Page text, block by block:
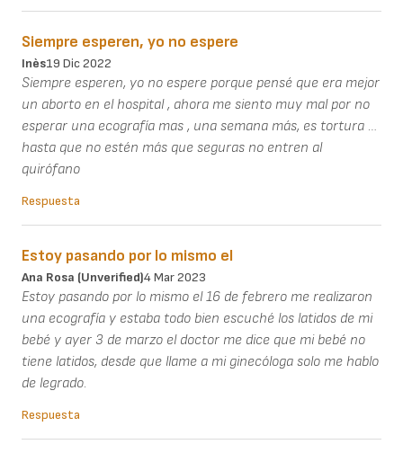
Siempre esperen, yo no espere
Inès19 Dic 2022
Siempre esperen, yo no espere porque pensé que era mejor
un aborto en el hospital , ahora me siento muy mal por no
esperar una ecografía mas , una semana más, es tortura …
hasta que no estén más que seguras no entren al
quirófano
Respuesta
Estoy pasando por lo mismo el
Ana Rosa (unverified)4 Mar 2023
Estoy pasando por lo mismo el 16 de febrero me realizaron
una ecografía y estaba todo bien escuché los latidos de mi
bebé y ayer 3 de marzo el doctor me dice que mi bebé no
tiene latidos, desde que llame a mi ginecóloga solo me hablo
de legrado.
Respuesta